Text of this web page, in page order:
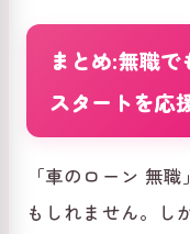
まとめ:無職
スタートを応
「車のローン 無
もしれません。し